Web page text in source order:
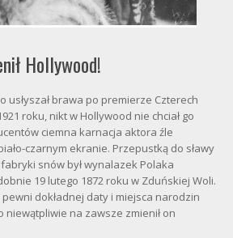
Hollywood!
usłyszał brawa po premierze Czterech
roku, nikt w Hollywood nie chciał go
ciemna karnacja aktora źle
czarnym ekranie. Przepustką do sławy
snów był wynalazek Polaka
19 lutego 1872 roku w Zduńskiej Woli.
dokładnej daty i miejsca narodzin
niewątpliwie na zawsze zmienił on